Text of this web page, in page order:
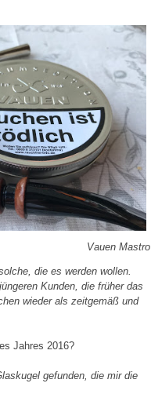
Vauen Mastro
die es werden wollen.
Kunden, die früher das
wieder als zeitgemäß und
Jahres 2016?
gefunden, die mir die